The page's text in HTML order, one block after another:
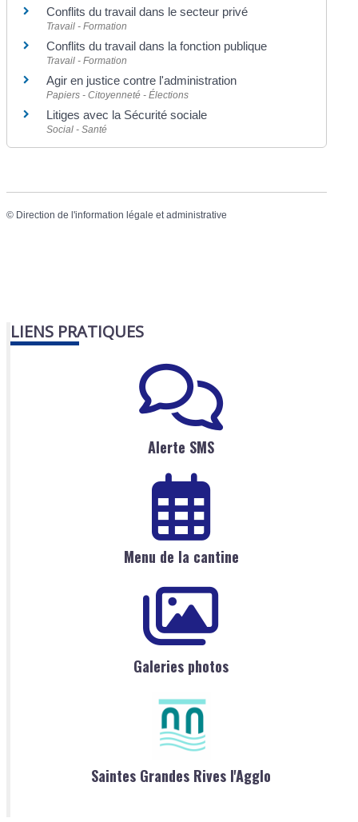
Conflits du travail dans le secteur privé
Travail - Formation
Conflits du travail dans la fonction publique
Travail - Formation
Agir en justice contre l'administration
Papiers - Citoyenneté - Élections
Litiges avec la Sécurité sociale
Social - Santé
© Direction de l'information légale et administrative
LIENS PRATIQUES
Alerte SMS
Menu de la cantine
Galeries photos
Saintes Grandes Rives l'Agglo